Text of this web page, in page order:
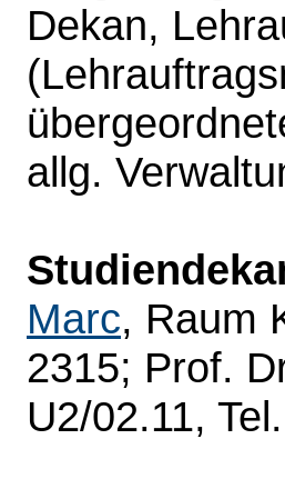
Dekan,
allg.
Marc, Raum
2315; Prof.
U2/02.11,